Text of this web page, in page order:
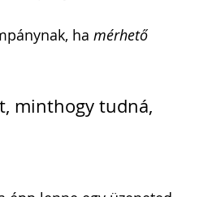
ha mérhető
minthogy tudná,